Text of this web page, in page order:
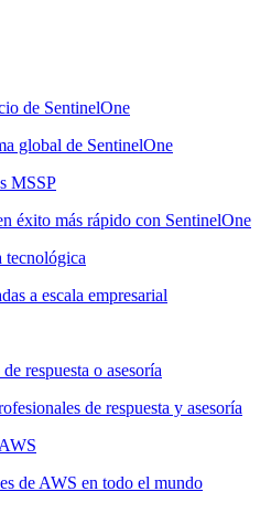
de SentinelOne
global de SentinelOne
MSSP
éxito más rápido con SentinelOne
tecnológica
a escala empresarial
respuesta o asesoría
de respuesta y asesoría
de AWS en todo el mundo